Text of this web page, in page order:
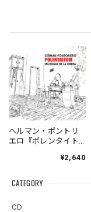
CATEGORY
CD
ヘルマン・ポントリ
エロ『ポレンタイト
Pontoriero『POLENT
la Ribera』
¥2,640